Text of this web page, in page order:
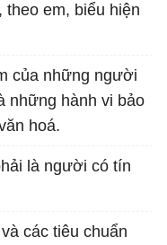
theo em, biểu hiện
của những người
những hành vi bảo
hoá.
là người có tín
các tiêu chuẩn